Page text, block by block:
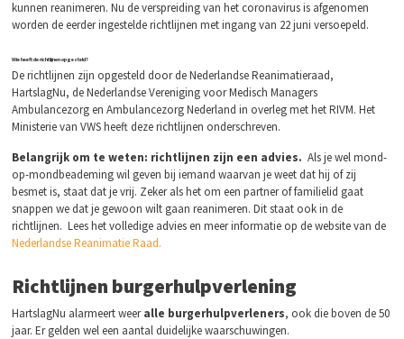
kunnen reanimeren. Nu de verspreiding van het coronavirus is afgenomen
worden de eerder ingestelde richtlijnen met ingang van 22 juni versoepeld.
Wie heeft de richtlijnen opgesteld?
De richtlijnen zijn opgesteld door de Nederlandse Reanimatieraad,
HartslagNu, de Nederlandse Vereniging voor Medisch Managers
Ambulancezorg en Ambulancezorg Nederland in overleg met het RIVM. Het
Ministerie van VWS heeft deze richtlijnen onderschreven.
Belangrijk om te weten: richtlijnen zijn een advies. Als je wel mond-
op-mondbeademing wil geven bij iemand waarvan je weet dat hij of zij
besmet is, staat dat je vrij. Zeker als het om een partner of familielid gaat
snappen we dat je gewoon wilt gaan reanimeren. Dit staat ook in de
richtlijnen. Lees het volledige advies en meer informatie op de website van de
Nederlandse Reanimatie Raad.
Richtlijnen burgerhulpverlening
HartslagNu alarmeert weeralle burgerhulpverleners, ook die boven de 50
jaar. Er gelden wel een aantal duidelijke waarschuwingen.